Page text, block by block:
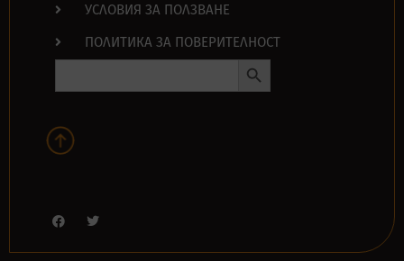
УСЛОВИЯ ЗА ПОЛЗВАНЕ
ПОЛИТИКА ЗА ПОВЕРИТЕЛНОСТ
Search
Search Button